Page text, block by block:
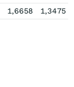
1,6658 1,3475